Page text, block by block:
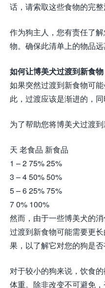
话，请索取这些食物的完整
作为狗主人，您有责任了
物。确保此清单上的物品远
如何让博美犬过渡到新食物
如果突然过渡到新食物可
此，过渡应该是渐进的，同
为了帮助您将博美犬过渡
天 老食品 新食品
1 – 2 75% 25%
3 – 4 50% 50%
5 – 6 25% 75%
7 0% 100%
然而，由于一些博美犬的
过渡到新食物可能需要更
果，以了解它对您的狗是否
对于较小的狗来说，饮食
体重。除非改变不可避免